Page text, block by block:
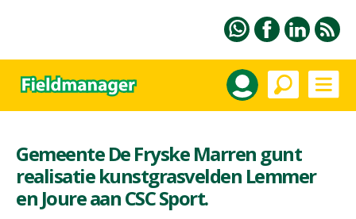
Gemeente De Fryske Marren gunt
realisatie kunstgrasvelden Lemmer
en Joure aan CSC Sport.